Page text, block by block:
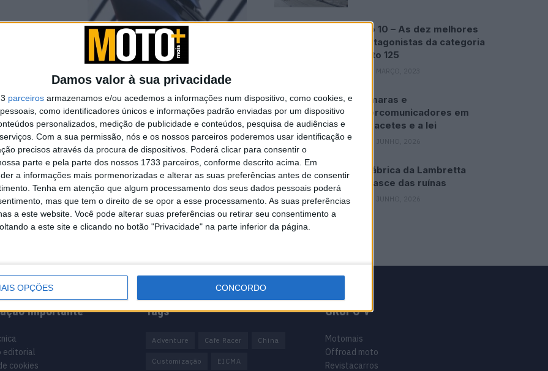
Damos valor à sua privacidade
parceiros armazenamos e/ou acedemos a informações num dispositivo, como cookies, e
como identificadores únicos e informações padrão enviadas por um dispositivo
personalizados, medição de publicidade e conteúdos, pesquisa de audiências e
Com a sua permissão, nós e os nossos parceiros poderemos usar identificação e
precisos através da procura de dispositivos. Poderá clicar para consentir o
parte e pela parte dos nossos 1733 parceiros, conforme descrito acima. Em
a informações mais pormenorizadas e alterar as suas preferências antes de consentir
Tenha em atenção que algum processamento dos seus dados pessoais poderá
mas que tem o direito de se opor a esse processamento. As suas preferências
a este website. Você pode alterar suas preferências ou retirar seu consentimento a
a este site e clicando no botão "Privacidade" na parte inferior da página.
OPÇÕES CONCORDO
FORZA
INDICAÇÃO
Top 10 – As dez melhores
protagonistas da categoria
Moto 125
10 MARÇO, 2023
Câmaras e
intercomunicadores em
capacetes e a lei
16 JUNHO, 2026
A fábrica da Lambretta
renasce das ruínas
21 JUNHO, 2026
importante
editorial
cookies
Tags
Adventure Cafe Racer China
Customização EICMA
GRUPO V
Motomais
Offroad moto
Revistacarros